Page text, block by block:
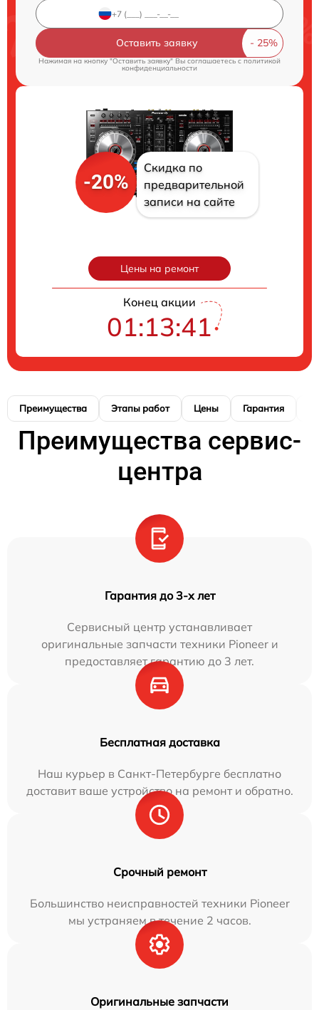
Оставить заявку
Нажимая на кнопку "Оставить заявку" Вы соглашаетесь c политикой
конфиденциальности
-20%
Скидка по
предварительной
записи на сайте
Цены на ремонт
Конец акции
01:13:40
Преимущества Этапы работ Цены Гарантия
Преимущества сервис-
центра
Гарантия до 3-х лет
Сервисный центр устанавливает
оригинальные запчасти техники Pioneer и
предоставляет гарантию до 3 лет.
Бесплатная доставка
Наш курьер в Санкт-Петербурге бесплатно
доставит ваше устройство на ремонт и обратно.
Срочный ремонт
Большинство неисправностей техники Pioneer
мы устраняем в течение 2 часов.
Оригинальные запчасти